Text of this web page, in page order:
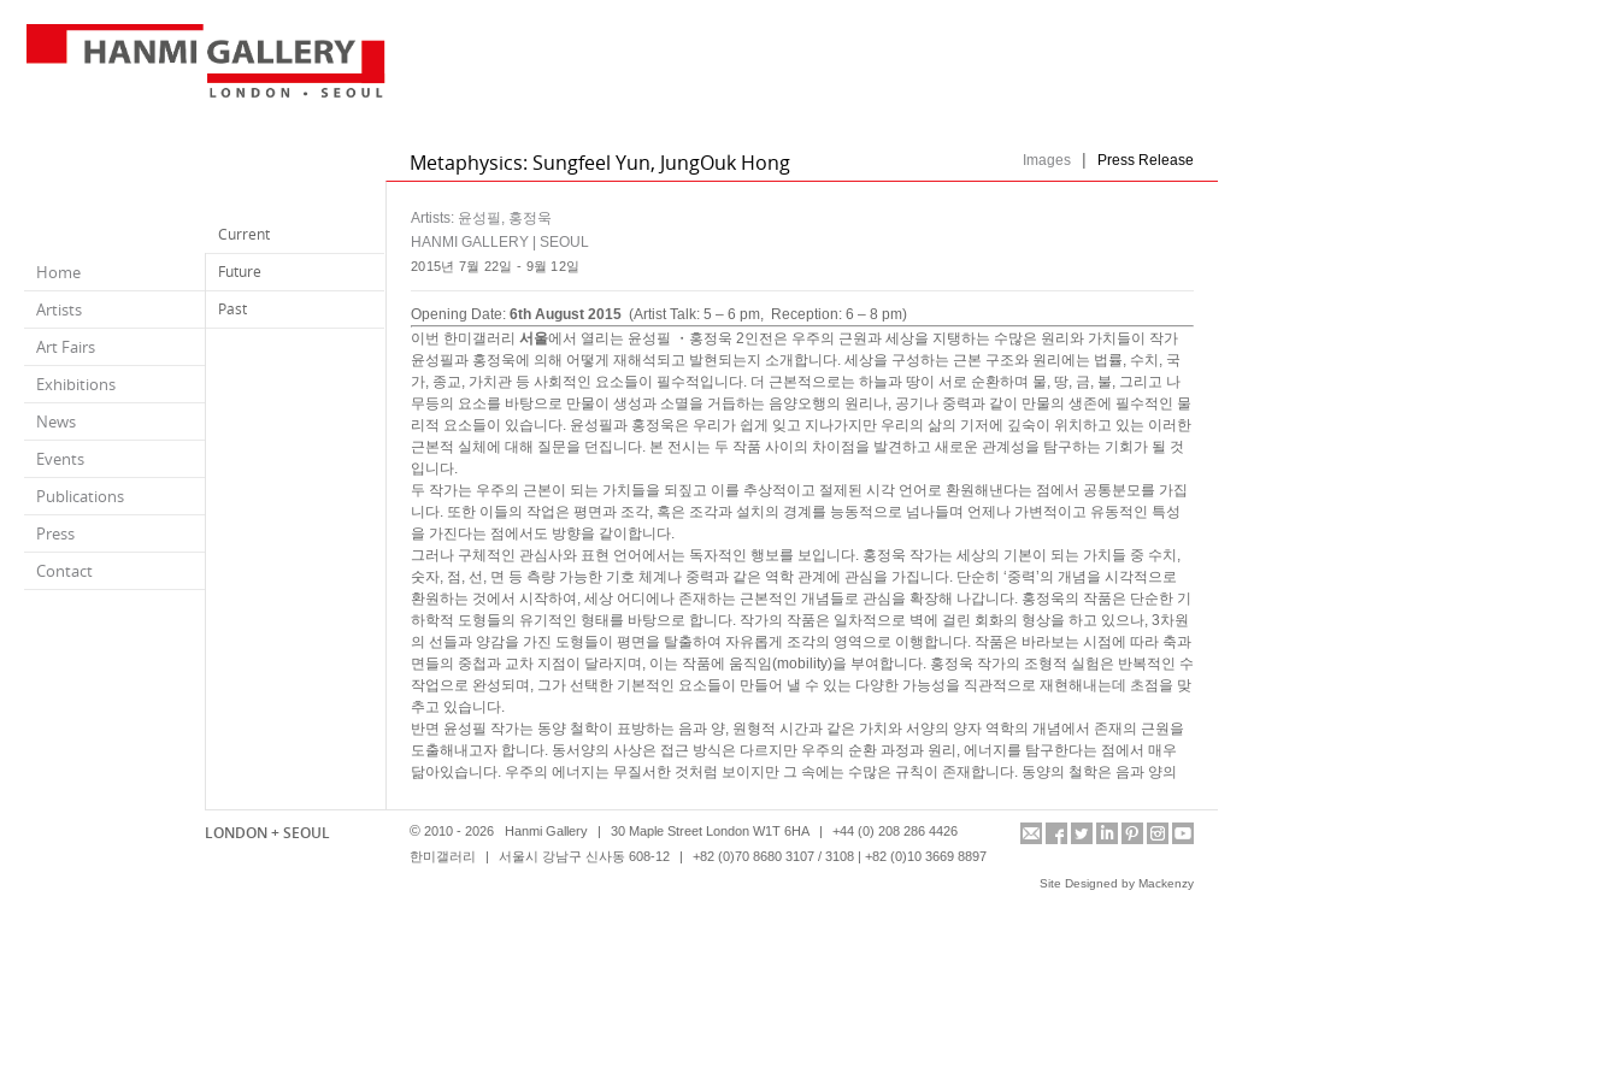
Home
Artists
Art Fairs
Exhibitions
News
Events
Publications
Press
Contact
Current
Future
Past
Metaphysics: Sungfeel Yun, JungOuk Hong Images | Press Release
Artists: 윤성필, 홍정욱
HANMI GALLERY | SEOUL
2015년 7월 22일 - 9월 12일
Opening Date: 6th August 2015 (Artist Talk: 5 – 6 pm, Reception: 6 – 8 pm)
이번 한미갤러리 서울에서 열리는 윤성필 ・홍정욱 2인전은 우주의 근원과 세상을 지탱하는 수많은 원리와 가치들이 작가
윤성필과 홍정욱에 의해 어떻게 재해석되고 발현되는지 소개합니다. 세상을 구성하는 근본 구조와 원리에는 법률, 수치, 국
가, 종교, 가치관 등 사회적인 요소들이 필수적입니다. 더 근본적으로는 하늘과 땅이 서로 순환하며 물, 땅, 금, 불, 그리고 나
무등의 요소를 바탕으로 만물이 생성과 소멸을 거듭하는 음양오행의 원리나, 공기나 중력과 같이 만물의 생존에 필수적인 물
리적 요소들이 있습니다. 윤성필과 홍정욱은 우리가 쉽게 잊고 지나가지만 우리의 삶의 기저에 깊숙이 위치하고 있는 이러한
근본적 실체에 대해 질문을 던집니다. 본 전시는 두 작품 사이의 차이점을 발견하고 새로운 관계성을 탐구하는 기회가 될 것
입니다.
두 작가는 우주의 근본이 되는 가치들을 되짚고 이를 추상적이고 절제된 시각 언어로 환원해낸다는 점에서 공통분모를 가집
니다. 또한 이들의 작업은 평면과 조각, 혹은 조각과 설치의 경계를 능동적으로 넘나들며 언제나 가변적이고 유동적인 특성
을 가진다는 점에서도 방향을 같이합니다.
그러나 구체적인 관심사와 표현 언어에서는 독자적인 행보를 보입니다. 홍정욱 작가는 세상의 기본이 되는 가치들 중 수치,
숫자, 점, 선, 면 등 측량 가능한 기호 체계나 중력과 같은 역학 관계에 관심을 가집니다. 단순히 ‘중력’의 개념을 시각적으로
환원하는 것에서 시작하여, 세상 어디에나 존재하는 근본적인 개념들로 관심을 확장해 나갑니다. 홍정욱의 작품은 단순한 기
하학적 도형들의 유기적인 형태를 바탕으로 합니다. 작가의 작품은 일차적으로 벽에 걸린 회화의 형상을 하고 있으나, 3차원
의 선들과 양감을 가진 도형들이 평면을 탈출하여 자유롭게 조각의 영역으로 이행합니다. 작품은 바라보는 시점에 따라 축과
면들의 중첩과 교차 지점이 달라지며, 이는 작품에 움직임(mobility)을 부여합니다. 홍정욱 작가의 조형적 실험은 반복적인 수
작업으로 완성되며, 그가 선택한 기본적인 요소들이 만들어 낼 수 있는 다양한 가능성을 직관적으로 재현해내는데 초점을 맞
추고 있습니다.
반면 윤성필 작가는 동양 철학이 표방하는 음과 양, 원형적 시간과 같은 가치와 서양의 양자 역학의 개념에서 존재의 근원을
도출해내고자 합니다. 동서양의 사상은 접근 방식은 다르지만 우주의 순환 과정과 원리, 에너지를 탐구한다는 점에서 매우
닮아있습니다. 우주의 에너지는 무질서한 것처럼 보이지만 그 속에는 수많은 규칙이 존재합니다. 동양의 철학은 음과 양의
견하는 것에서 우주의 질서가 있다고 믿으며, 작가는 금속이 가진 자성의 성질을 통해 이 원리들을 표현해 냅니다. 원형의 금
속 구조물에 일시적으로 달라붙은 철가루는 원형축을 중심으로 회전하며, 이는 우주 만물이 항상 축을 가지고 유동적으로 움
직이고 언제나 임시적인 결합 상태로만 존재한다고 믿는 작가의 생각을 대변합니다.
한미 갤러리는 이번 전시를 통하여 우주의 원리와 세상의 기본이 되는 에너지를 탐닉하는 홍정욱과 윤성필 작가의 함축적인
LONDON + SEOUL © 2010 - 2026 Hanmi Gallery | 30 Maple Street London W1T 6HA |
+44 (0) 208 286 4426
한미갤러리
| 서울시 강남구 신사동 608-12 | +82 (0)70 8680 3107 / 3108 | +82 (0)10 3669 8897
Site Designed by Mackenzy